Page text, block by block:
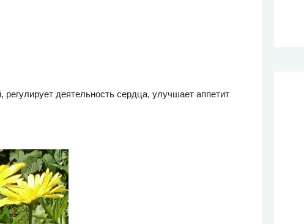
деятельность сердца, улучшает аппетит